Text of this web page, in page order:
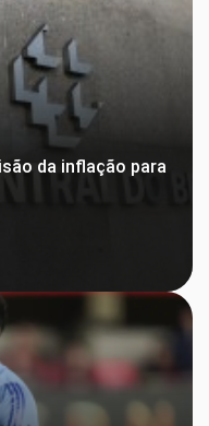
da inflação para